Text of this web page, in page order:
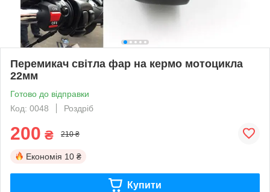
Перемикач світла фар на кермо мотоцикла
22мм
Готово до відправки
Код: 0048
Роздріб
200 ₴ 210 ₴
Економія 10 ₴
Купити